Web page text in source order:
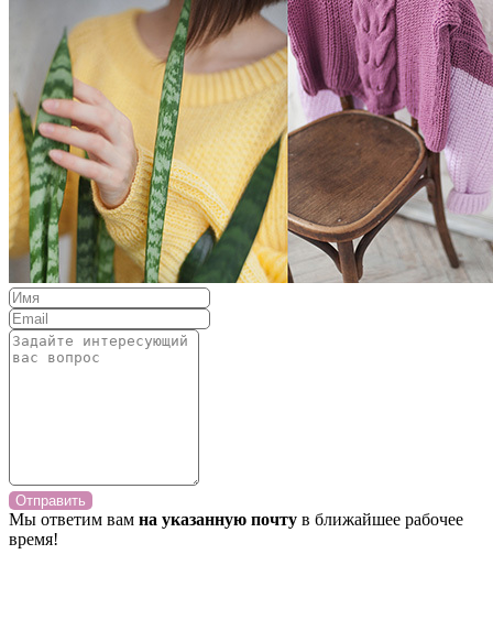
Отправить
Мы ответим вам на указанную почту в ближайшее рабочее
время!